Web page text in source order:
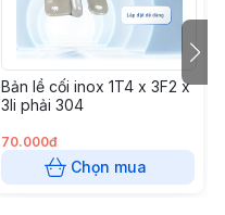
Bản lề cối inox 1T4 x 3F2 x
3li phải 304
70.000đ
Chọn mua